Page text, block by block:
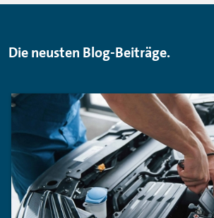
Die neusten Blog-Beiträge.